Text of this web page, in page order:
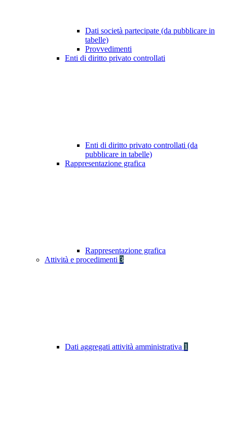
Dati società partecipate (da pubblicare in
tabelle)
Provvedimenti
Enti di diritto privato controllati
Enti di diritto privato controllati (da
pubblicare in tabelle)
Rappresentazione grafica
Rappresentazione grafica
Attività e procedimenti 3
Dati aggregati attività amministrativa 1